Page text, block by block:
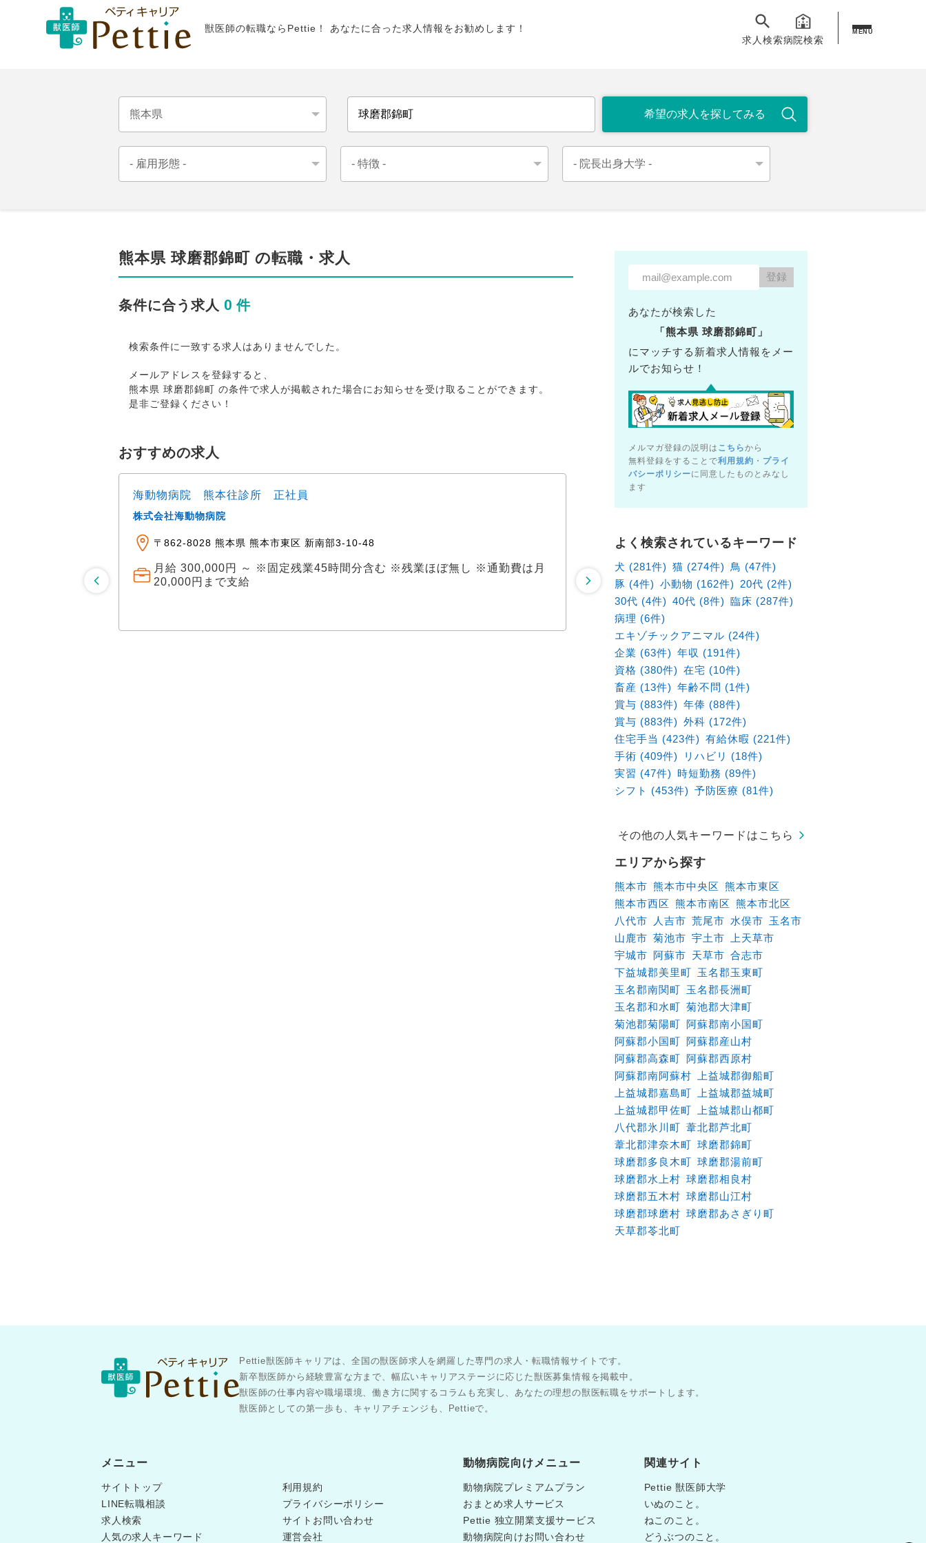
獣医師の転職ならPettie！ あなたに合った求人情報をお勧めします！
求人検索病院検索
MENU
熊本県 球磨郡錦町 の転職・求人
条件に合う求人 0 件
検索条件に一致する求人はありませんでした。
メールアドレスを登録すると、
熊本県 球磨郡錦町 の条件で求人が掲載された場合にお知らせを受け取ることができます。
是非ご登録ください！
おすすめの求人
海動物病院 熊本往診所 正社員
株式会社海動物病院
〒862-8028 熊本県 熊本市東区 新南部3‐10‐48
月給 300,000円 ～ ※固定残業45時間分含む ※残業ほぼ無し ※通勤費は月
20,000円まで支給
海動物病院 熊本往診所 アルバイト
〒862-8028 熊本県 熊本市東区 新南部3‐10‐48
時給 1,800円 ～ ※残業ほぼ無し ※通勤費は月10,000円ま
あなたが検索した
「熊本県 球磨郡錦町」
にマッチする新着求人情報をメー
ルでお知らせ！
メルマガ登録の説明は こちらから
無料登録をすることで利用規約 ・ プライ
バシーポリシーに同意したものとみなし
ます
よく検索されているキーワード
犬 (281件) 猫 (274件)
鳥 (47件)
豚 (4件) 小動物 (162件)
20代 (2件)
30代 (4件) 40代 (8件) 臨床 (287件)
病理 (6件)
エキゾチックアニマル (24件)
企業 (63件) 年収 (191件)
資格 (380件) 在宅 (10件)
畜産 (13件) 年齢不問 (1件)
賞与 (883件) 年俸 (88件)
賞与 (883件) 外科 (172件)
住宅手当 (423件) 有給休暇 (221件)
手術 (409件)
リハビリ (18件)
実習 (47件) 時短勤務 (89件)
シフト (453件) 予防医療 (81件)
その他の人気キーワードはこちら
エリアから探す
熊本市 熊本市中央区 熊本市東区
熊本市西区 熊本市南区 熊本市北区
八代市
人吉市 荒尾市 水俣市 玉名市
山鹿市 菊池市 宇土市
上天草市
宇城市 阿蘇市 天草市 合志市
下益城郡美里町 玉名郡玉東町
玉名郡南関町 玉名郡長洲町
玉名郡和水町 菊池郡大津町
菊池郡菊陽町 阿蘇郡南小国町
阿蘇郡小国町 阿蘇郡産山村
阿蘇郡高森町 阿蘇郡西原村
阿蘇郡南阿蘇村
上益城郡御船町
上益城郡嘉島町
上益城郡益城町
上益城郡甲佐町
上益城郡山都町
八代郡氷川町 葦北郡芦北町
葦北郡津奈木町 球磨郡錦町
球磨郡多良木町 球磨郡湯前町
球磨郡水上村 球磨郡相良村
球磨郡五木村 球磨郡山江村
球磨郡球磨村 球磨郡あさぎり町
天草郡苓北町
Pettie獣医師キャリアは、全国の獣医師求人を網羅した専門の求人・転職情報サイトです。
新卒獣医師から経験豊富な方まで、幅広いキャリアステージに応じた獣医募集情報を掲載中。
獣医師の仕事内容や職場環境、働き方に関するコラムも充実し、あなたの理想の獣医転職をサポートします。
獣医師としての第一歩も、キャリアチェンジも、Pettieで。
メニュー
サイトトップ
LINE転職相談
求人検索
人気の求人キーワード
利用規約
プライバシーポリシー
サイトお問い合わせ
運営会社
動物病院向けメニュー
動物病院プレミアムプラン
おまとめ求人サービス
Pettie 独立開業支援サービス
動物病院向けお問い合わせ
関連サイト
Pettie 獣医師大学
いぬのこと。
ねこのこと。
どうぶつのこと。